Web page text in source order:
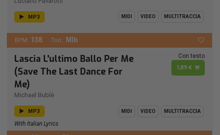
MP3 MIDI VIDEO MULTITRACCIA
BPM: 138 Ton.: MIb
Lascia L'ultimo Ballo Per Me
(Save The Last Dance For
Me)
Michael Bublè
Con testo
1,89 €
MP3 MIDI VIDEO MULTITRACCIA
With Italian Lyrics